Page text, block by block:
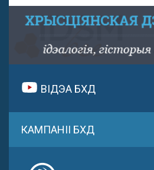
ВІДЭА БХД
КАМПАНІІ БХД